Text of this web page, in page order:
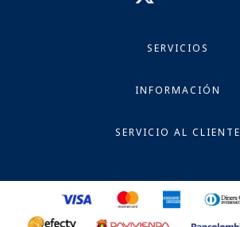
SERVICIOS
INFORMACIÓN
SERVICIO AL CLIENTE